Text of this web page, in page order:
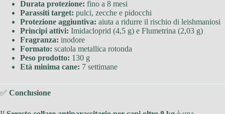
Durata protezione: fino a 8 mesi
Parassiti target: pulci, zecche e pidocchi
Protezione aggiuntiva: aiuta a ridurre il rischio di leishmaniosi
Principi attivi: Imidacloprid (4,5 g) e Flumetrina (2,03 g)
Fragranza: inodore
Formato: scatola metallica rotonda
Peso prodotto: 130 g
Età minima cane: 7 settimane
✅ Conclusione